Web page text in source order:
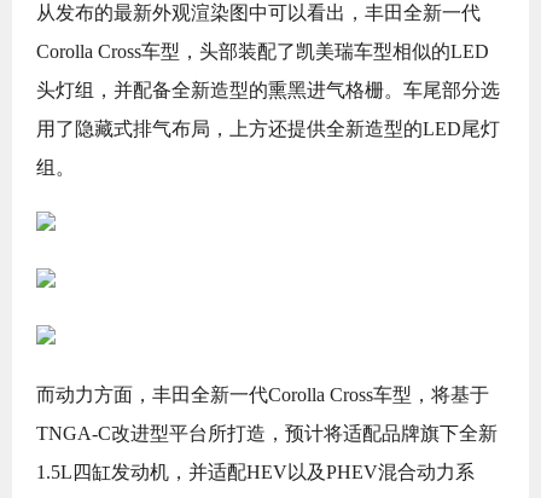
从发布的最新外观渲染图中可以看出，丰田全新一代
Corolla Cross车型，头部装配了凯美瑞车型相似的LED
头灯组，并配备全新造型的熏黑进气格栅。车尾部分选
用了隐藏式排气布局，上方还提供全新造型的LED尾灯
组。
而动力方面，丰田全新一代Corolla Cross车型，将基于
TNGA-C改进型平台所打造，预计将适配品牌旗下全新
1.5L四缸发动机，并适配HEV以及PHEV混合动力系